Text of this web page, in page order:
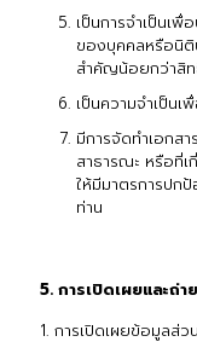
เป็นการจำเป็นเ
ของบุคคลหรือนิติ
สำคัญน้อยกว่าสิ
เป็นความจำเป็น
มีการจัดทำเอกส
สาธารณะ หรือที่
ให้มีมาตรการปก
ท่าน
5. การเปิดเผยและถ่
1. การเปิดเผยข้อมูลส่ว